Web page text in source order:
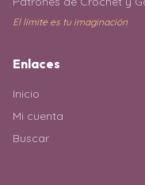
El límite es tu imaginación
Enlaces
Inicio
Mi cuenta
Buscar